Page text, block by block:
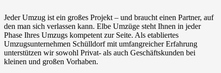
Jeder Umzug ist ein großes Projekt – und braucht einen Partner, auf
den man sich verlassen kann. Elbe Umzüge steht Ihnen in jeder
Phase Ihres Umzugs kompetent zur Seite. Als etabliertes
Umzugsunternehmen Schülldorf mit umfangreicher Erfahrung
unterstützen wir sowohl Privat- als auch Geschäftskunden bei
kleinen und großen Vorhaben.